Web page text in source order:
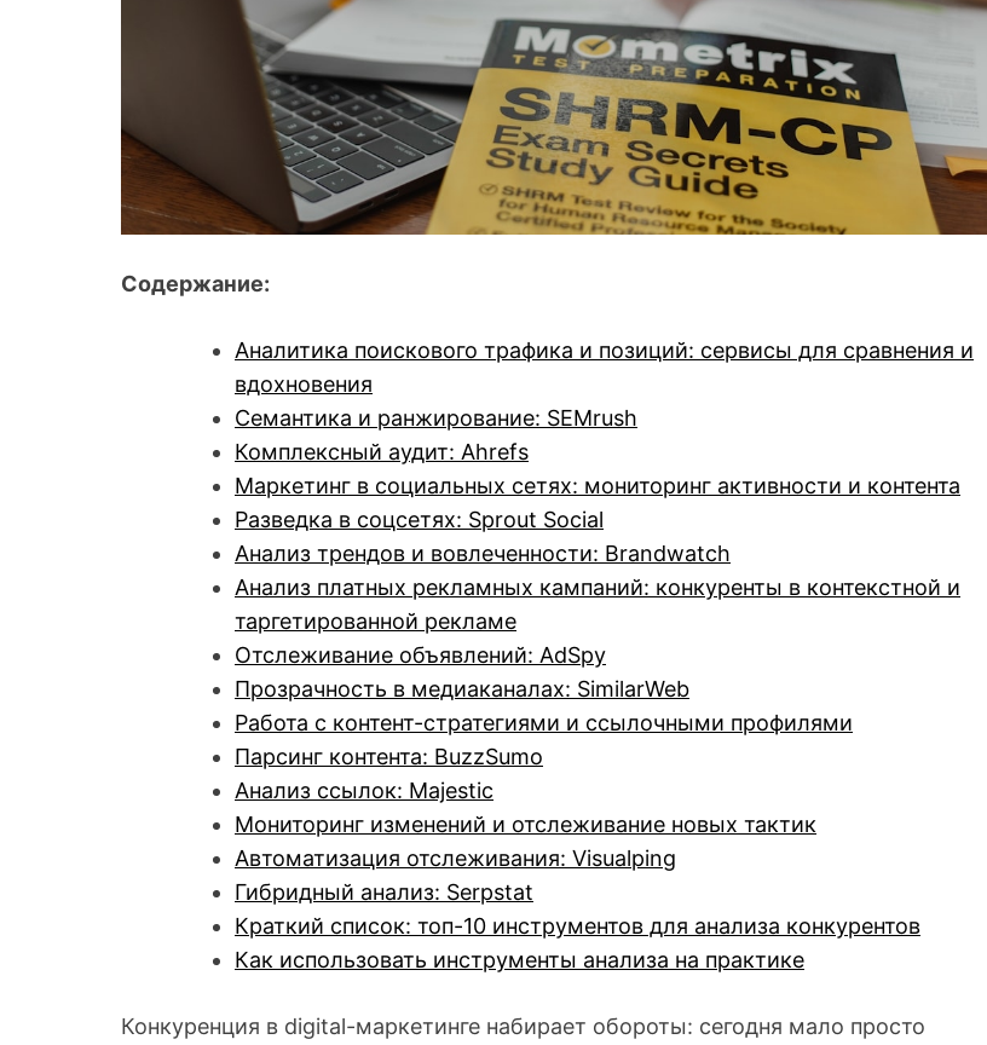
Содержание:
Аналитика поискового трафика и позиций: сервисы для сравнения и
вдохновения
Семантика и ранжирование: SEMrush
Комплексный аудит: Ahrefs
Маркетинг в социальных сетях: мониторинг активности и контента
Разведка в соцсетях: Sprout Social
Анализ трендов и вовлеченности: Brandwatch
Анализ платных рекламных кампаний: конкуренты в контекстной и
таргетированной рекламе
Отслеживание объявлений: AdSpy
Прозрачность в медиаканалах: SimilarWeb
Работа с контент-стратегиями и ссылочными профилями
Парсинг контента: BuzzSumo
Анализ ссылок: Majestic
Мониторинг изменений и отслеживание новых тактик
Автоматизация отслеживания: Visualping
Гибридный анализ: Serpstat
Краткий список: топ-10 инструментов для анализа конкурентов
Как использовать инструменты анализа на практике
Конкуренция в digital-маркетинге набирает обороты: сегодня мало просто